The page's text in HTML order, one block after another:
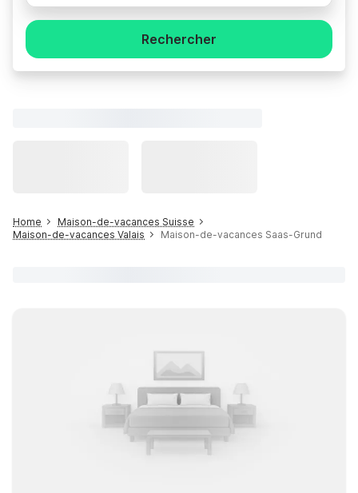
Rechercher
Home
Maison-de-vacances Suisse
Maison-de-vacances Valais
Maison-de-vacances Saas-Grund